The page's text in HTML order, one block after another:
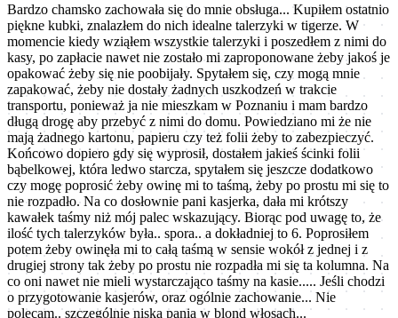
Bardzo chamsko zachowała się do mnie obsługa... Kupiłem ostatnio
piękne kubki, znalazłem do nich idealne talerzyki w tigerze. W
momencie kiedy wziąłem wszystkie talerzyki i poszedłem z nimi do
kasy, po zapłacie nawet nie zostało mi zaproponowane żeby jakoś je
opakować żeby się nie poobijały. Spytałem się, czy mogą mnie
zapakować, żeby nie dostały żadnych uszkodzeń w trakcie
transportu, ponieważ ja nie mieszkam w Poznaniu i mam bardzo
długą drogę aby przebyć z nimi do domu. Powiedziano mi że nie
mają żadnego kartonu, papieru czy też folii żeby to zabezpieczyć.
Końcowo dopiero gdy się wyprosił, dostałem jakieś ścinki folii
bąbelkowej, która ledwo starcza, spytałem się jeszcze dodatkowo
czy mogę poprosić żeby owinę mi to taśmą, żeby po prostu mi się to
nie rozpadło. Na co dosłownie pani kasjerka, dała mi krótszy
kawałek taśmy niż mój palec wskazujący. Biorąc pod uwagę to, że
ilość tych talerzyków była.. spora.. a dokładniej to 6. Poprosiłem
potem żeby owinęła mi to całą taśmą w sensie wokół z jednej i z
drugiej strony tak żeby po prostu nie rozpadła mi się ta kolumna. Na
co oni nawet nie mieli wystarczająco taśmy na kasie..... Jeśli chodzi
o przygotowanie kasjerów, oraz ogólnie zachowanie... Nie
polecam.. szczególnie niską panią w blond włosach...